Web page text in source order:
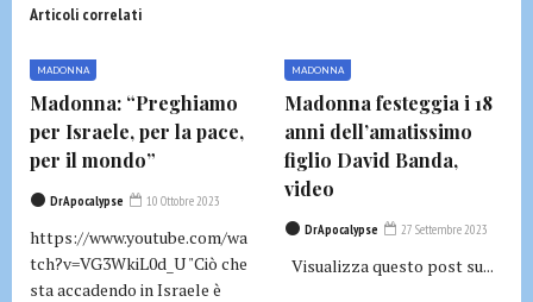
Articoli correlati
MADONNA
Madonna: “Preghiamo
per Israele, per la pace,
per il mondo”
DrApocalypse 10 Ottobre 2023
https://www.youtube.com/wa
tch?v=VG3WkiL0d_U "Ciò che
sta accadendo in Israele è
MADONNA
Madonna festeggia i 18
anni dell’amatissimo
figlio David Banda,
video
DrApocalypse 27 Settembre 2023
Visualizza questo post su...